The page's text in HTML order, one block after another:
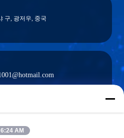
구, 광저우, 중국
6:24 AM